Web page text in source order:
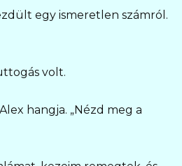
egy ismeretlen számról.
volt.
hangja. „Nézd meg a